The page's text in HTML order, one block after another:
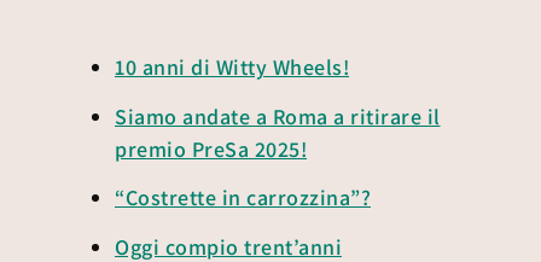
10 anni di Witty Wheels!
Siamo andate a Roma a ritirare il
premio PreSa 2025!
“Costrette in carrozzina”?
Oggi compio trent’anni